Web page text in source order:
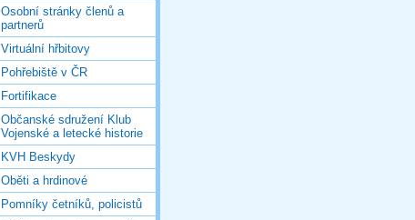
Osobní stránky členů a
partnerů
Virtuální hřbitovy
Pohřebiště v ČR
Fortifikace
Občanské sdružení Klub
Vojenské a letecké historie
KVH Beskydy
Oběti a hrdinové
Pomníky četníků, policistů